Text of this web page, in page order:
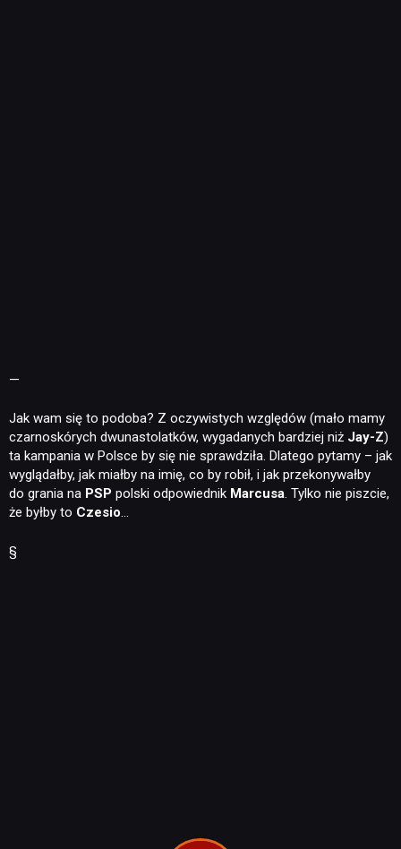
—
Jak wam się to podoba? Z oczywistych względów (mało mamy
czarnoskórych dwunastolatków, wygadanych bardziej niż Jay-Z)
ta kampania w Polsce by się nie sprawdziła. Dlatego pytamy – jak
wyglądałby, jak miałby na imię, co by robił, i jak przekonywałby
do grania na PSP polski odpowiednik Marcusa. Tylko nie piszcie,
że byłby to Czesio…
§